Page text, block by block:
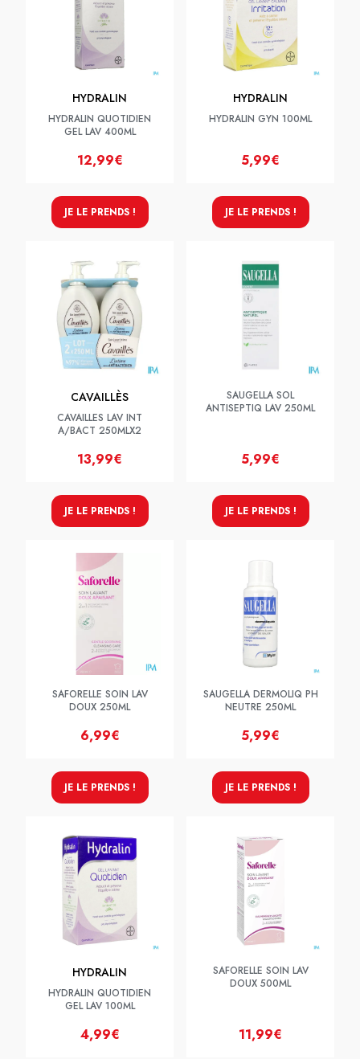
HYDRALIN
HYDRALIN QUOTIDIEN
GEL LAV 400ML
12,99€
JE LE PRENDS !
HYDRALIN
HYDRALIN GYN 100ML
5,99€
JE LE PRENDS !
CAVAILLÈS
CAVAILLES LAV INT
A/BACT 250MLX2
13,99€
JE LE PRENDS !
SAUGELLA SOL
ANTISEPTIQ LAV 250ML
5,99€
JE LE PRENDS !
SAFORELLE SOIN LAV
DOUX 250ML
6,99€
JE LE PRENDS !
SAUGELLA DERMOLIQ PH
NEUTRE 250ML
5,99€
JE LE PRENDS !
HYDRALIN
HYDRALIN QUOTIDIEN
GEL LAV 100ML
4,99€
SAFORELLE SOIN LAV
DOUX 500ML
11,99€